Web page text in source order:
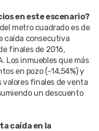
en este escenario?
metro cuadrado es de
caída consecutiva
finales de 2016,
Los inmuebles que más
en pozo (-14,54%) y
valores finales de venta
un descuento
caída en la